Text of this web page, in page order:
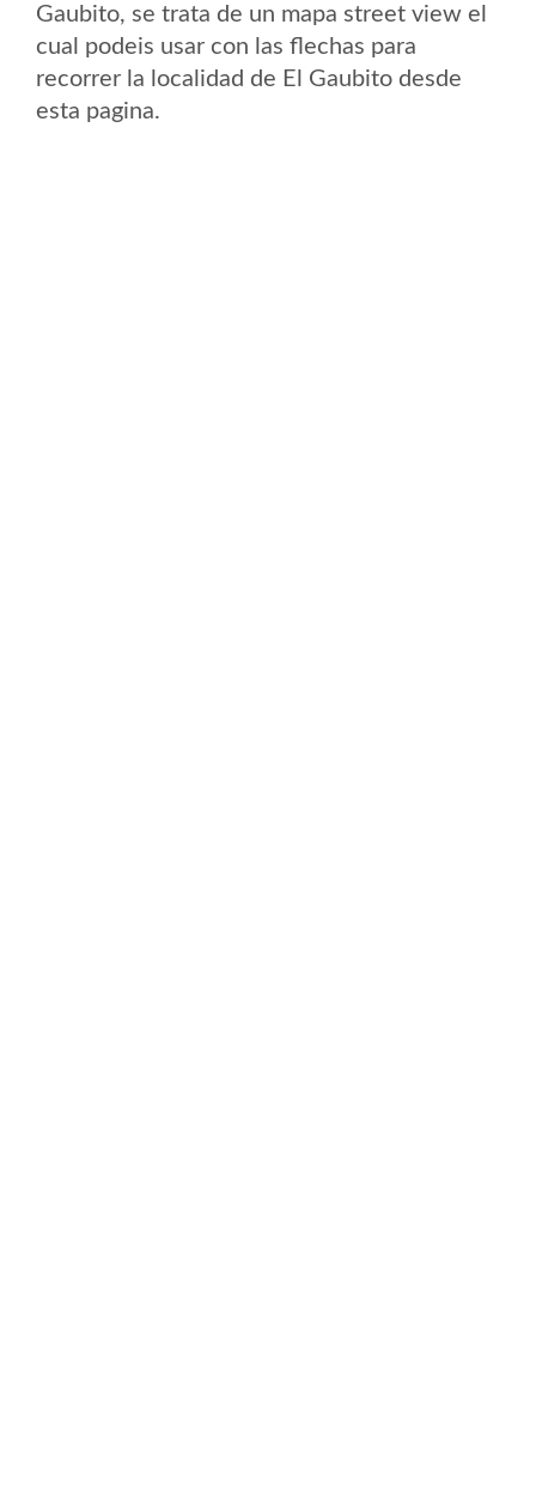
Gaubito, se trata de un mapa street view el
cual podeis usar con las flechas para
recorrer la localidad de El Gaubito desde
esta pagina.